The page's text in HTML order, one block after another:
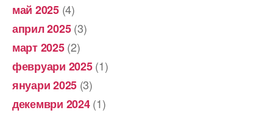
май 2025(4)
април 2025(3)
март 2025(2)
февруари 2025(1)
януари 2025 (3)
декември 2024(1)